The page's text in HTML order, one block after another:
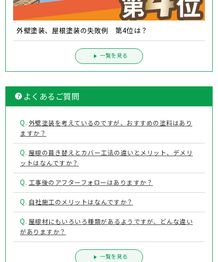
外壁塗装、屋根塗装の失敗例 第4位は？
一覧を見る
よくあるご質問
Q. 外壁塗装を考えているのですが、おすすめの塗料はあり
ますか？
Q. 屋根の葺き替えとカバー工法の違いとメリット、デメリ
ットはなんですか？
Q. 工事後のアフターフォローはありますか？
Q. 自社施工のメリットはなんですか？
Q. 屋根材にもいろいろ種類があるようですが、どんな違い
がありますか？
一覧を見る